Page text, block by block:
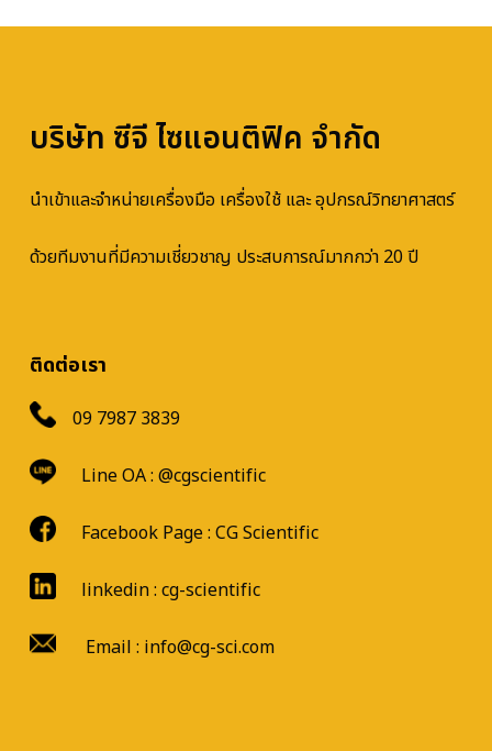
บริษัท ซีจี ไซแอนติฟิค จำกัด
นำเข้าและจำหน่ายเครื่องมือ เครื่องใช้ และ อุปกรณ์วิทยาศาสตร์
ด้วยทีมงานที่มีความเชี่ยวชาญ ประสบการณ์มากกว่า 20 ปี
ติดต่อเรา
09 7987 3839
Line OA : @cgscientific
Facebook Page : CG Scientific
linkedin : cg-scientific
Email : info@cg-sci.com